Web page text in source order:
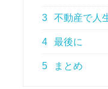
3 不動産で人
4 最後に
5 まとめ